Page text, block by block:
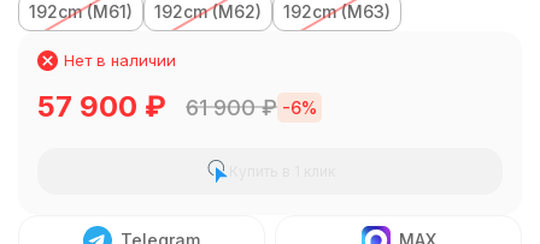
192cm (M61)
192cm (M62) 192cm (M63)
Нет в наличии
57 900 ₽ 61 900₽ -6%
Telegram MAX